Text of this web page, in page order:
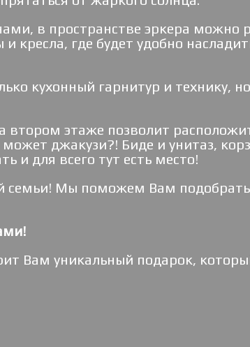
в пространстве эркера можно
кресла, где будет удобно
кухонный гарнитур и технику,
этаже позволит
джакузи?! Биде и унитаз,
и для всего тут есть место!
Мы поможем Вам подобрать
Вам уникальный подарок,